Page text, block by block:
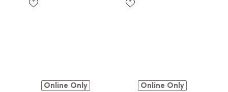
Online Only Online Only